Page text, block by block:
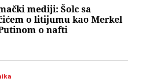
mediji: Šolc sa
o litijumu kao Merkel
o nafti